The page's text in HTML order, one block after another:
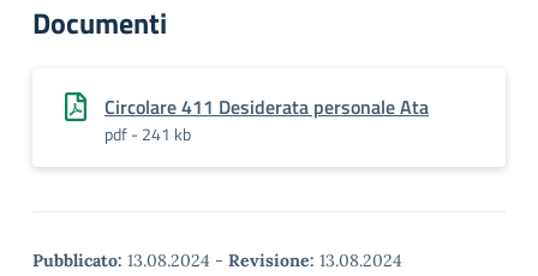
Documenti
Circolare 411 Desiderata personale Ata
pdf - 241 kb
Pubblicato: 13.08.2024 - Revisione: 13.08.2024